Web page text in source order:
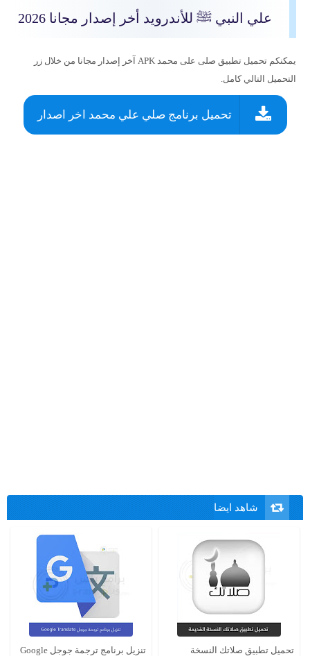
علي النبيﷺ للأندرويد أخر إصدار مجانا 2026
يمكنكم تحميل تطبيق صلى على محمد APK آخر إصدار مجانا من خلال زر
التحميل التالي كامل.
تحميل برنامج صلي علي محمد اخر اصدار
شاهد ايضا
تحميل تطبيق صلاتك النسخة
تنزيل برنامج ترجمة جوجل Google